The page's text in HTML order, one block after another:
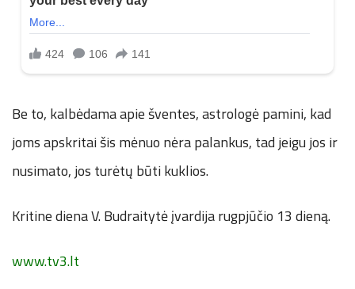
Be to, kalbėdama apie šventes, astrologė pamini, kad
joms apskritai šis mėnuo nėra palankus, tad jeigu jos ir
nusimato, jos turėtų būti kuklios.
Kritine diena V. Budraitytė įvardija rugpjūčio 13 dieną.
www.tv3.lt